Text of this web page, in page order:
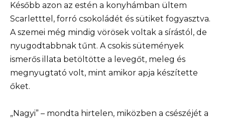
Később azon az estén a konyhámban ültem
Scarletttel, forró csokoládét és sütiket fogyasztva.
A szemei még mindig vörösek voltak a sírástól, de
nyugodtabbnak tűnt. A csokis sütemények
ismerős illata betöltötte a levegőt, meleg és
megnyugtató volt, mint amikor apja készítette
őket.
„Nagyi” – mondta hirtelen, miközben a csészéjét a